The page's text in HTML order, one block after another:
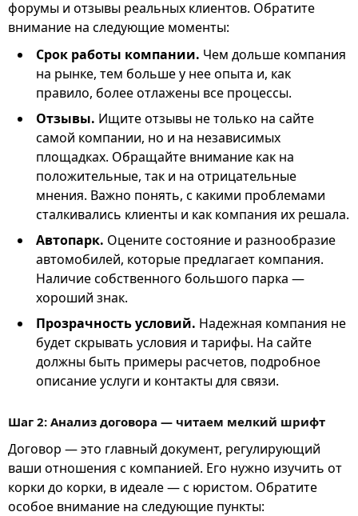
форумы и отзывы реальных клиентов. Обратите
внимание на следующие моменты:
Срок работы компании. Чем дольше компания
на рынке, тем больше у нее опыта и, как
правило, более отлажены все процессы.
Отзывы. Ищите отзывы не только на сайте
самой компании, но и на независимых
площадках. Обращайте внимание как на
положительные, так и на отрицательные
мнения. Важно понять, с какими проблемами
сталкивались клиенты и как компания их решала.
Автопарк. Оцените состояние и разнообразие
автомобилей, которые предлагает компания.
Наличие собственного большого парка —
хороший знак.
Прозрачность условий. Надежная компания не
будет скрывать условия и тарифы. На сайте
должны быть примеры расчетов, подробное
описание услуги и контакты для связи.
Шаг 2: Анализ договора — читаем мелкий шрифт
Договор — это главный документ, регулирующий
ваши отношения с компанией. Его нужно изучить от
корки до корки, в идеале — с юристом. Обратите
особое внимание на следующие пункты: